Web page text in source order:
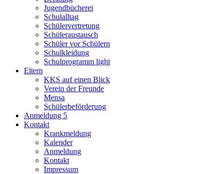
Jugendbücherei
Schulalltag
Schülervertretung
Schüleraustausch
Schüler vor Schülern
Schulkleidung
Schulprogramm light
Eltern
KKS auf einen Blick
Verein der Freunde
Mensa
Schülerbeförderung
Anmeldung 5
Kontakt
Krankmeldung
Kalender
Anmeldung
Kontakt
Impressum